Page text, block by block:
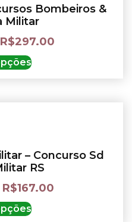
Bombeiros &
Militar
R$297.00
– Concurso Sd
RS
R$167.00